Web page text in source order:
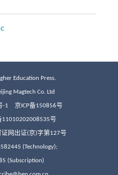
Education Press.
Magtech Co. Ltd
-1 京ICP备150856号
号
网出证(京)字第127号
(Technology);
(Subscription)